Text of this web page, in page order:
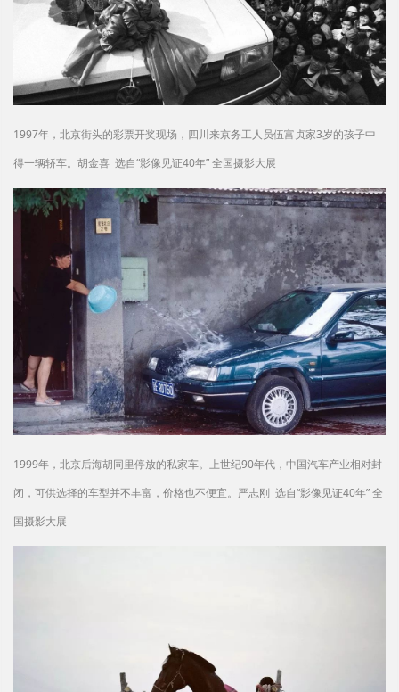
1997年，北京街头的彩票开奖现场，四川来京务工人员伍富贞家3岁的孩子中
得一辆轿车。胡金喜 选自“影像见证40年” 全国摄影大展
1999年，北京后海胡同里停放的私家车。上世纪90年代，中国汽车产业相对封
闭，可供选择的车型并不丰富，价格也不便宜。严志刚 选自“影像见证40年” 全
国摄影大展